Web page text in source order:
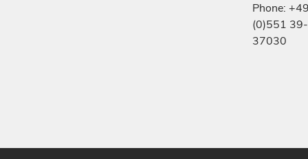
Phone:
(0)551 39-
37030